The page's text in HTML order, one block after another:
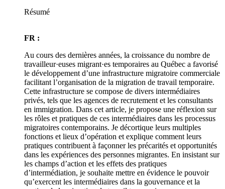
Résumé
FR :
Au cours des dernières années, la croissance du nombre de
travailleur·euses migrant·es temporaires au Québec a favorisé
le développement d’une infrastructure migratoire commerciale
facilitant l’organisation de la migration de travail temporaire.
Cette infrastructure se compose de divers intermédiaires
privés, tels que les agences de recrutement et les consultants
en immigration. Dans cet article, je propose une réflexion sur
les rôles et pratiques de ces intermédiaires dans les processus
migratoires contemporains. Je décortique leurs multiples
fonctions et lieux d’opération et explique comment leurs
pratiques contribuent à façonner les précarités et opportunités
dans les expériences des personnes migrantes. En insistant sur
les champs d’action et les effets des pratiques
d’intermédiation, je souhaite mettre en évidence le pouvoir
qu’exercent les intermédiaires dans la gouvernance et la